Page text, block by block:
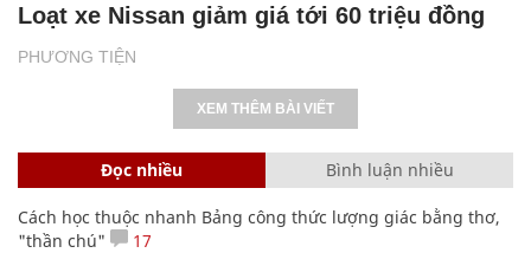
PHƯƠNG TIỆN
Loạt xe Nissan giảm giá tới 60 triệu đồng
XEM THÊM BÀI VIẾT
Đọc nhiều Bình luận nhiều
Cách học thuộc nhanh Bảng công thức lượng giác bằng thơ,
"thần chú"
17